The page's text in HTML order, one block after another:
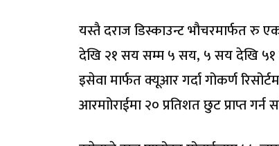
यस्तै दराज डिस्काउन्ट भौचरमार्फत रु
देखि २१ सय सम्म ५ सय, ५ सय देखि ५१
इसेवा मार्फत क्यूआर गर्दा गोकर्ण
आरमाोराईमा २० प्रतिशत छुट प्राप्त गर्न